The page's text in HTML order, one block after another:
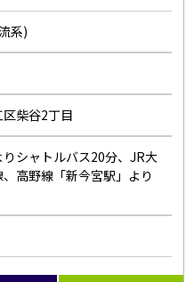
系)
柴谷2丁目
シャトルバス20分、JR大
高野線「新今宮駅」より